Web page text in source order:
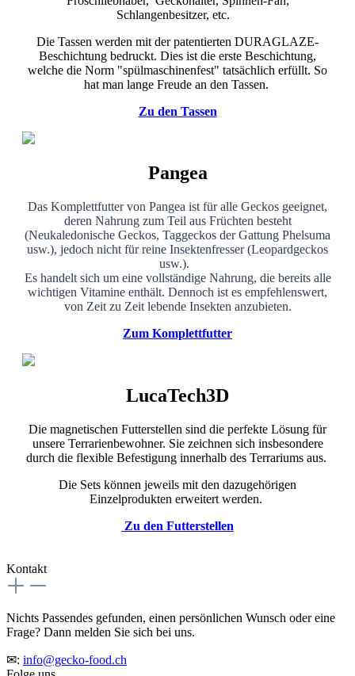
Schlangenbesitzer, etc.
Die Tassen werden mit der patentierten DURAGLAZE-
Beschichtung bedruckt. Dies ist die erste Beschichtung,
welche die Norm "spülmaschinenfest" tatsächlich erfüllt. So
hat man lange Freude an den Tassen.
Zu den Tassen
Pangea
Das Komplettfutter von Pangea ist für alle Geckos geeignet,
deren Nahrung zum Teil aus Früchten besteht
(Neukaledonische Geckos, Taggeckos der Gattung Phelsuma
usw.), jedoch nicht für reine Insektenfresser (Leopardgeckos
usw.).
Es handelt sich um eine vollständige Nahrung, die bereits alle
wichtigen Vitamine enthält. Dennoch ist es empfehlenswert,
von Zeit zu Zeit lebende Insekten anzubieten.
Zum Komplettfutter
LucaTech3D
Die magnetischen Futterstellen sind die perfekte Lösung für
unsere Terrarienbewohner. Sie zeichnen sich insbesondere
durch die flexible Befestigung innerhalb des Terrariums aus.
Die Sets können jeweils mit den dazugehörigen
Einzelprodukten erweitert werden.
Zu den Futterstellen
Kontakt
Nichts Passendes gefunden, einen persönlichen Wunsch oder eine
Frage? Dann melden Sie sich bei uns.
✉: info@gecko-food.ch